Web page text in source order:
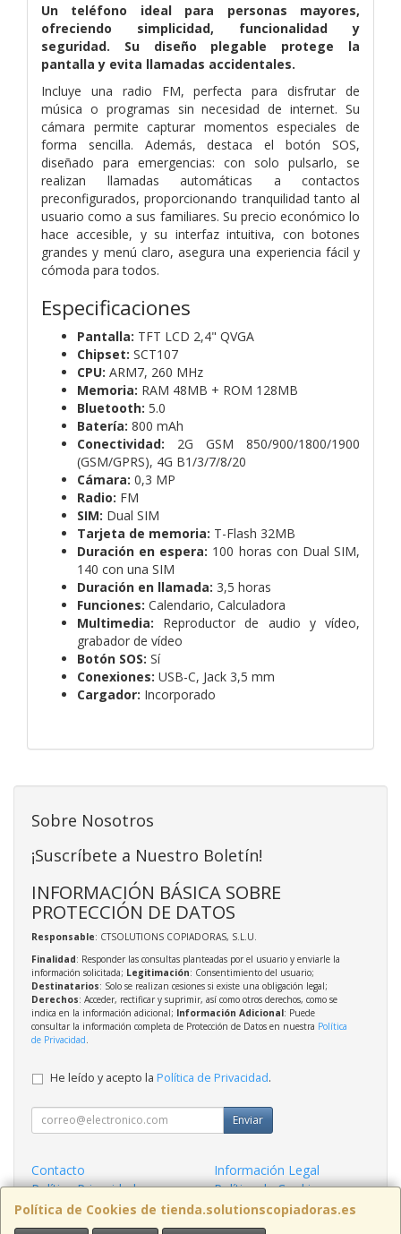
Un teléfono ideal para personas mayores,
ofreciendo simplicidad, funcionalidad y
seguridad. Su diseño plegable protege la
pantalla y evita llamadas accidentales.
Incluye una radio FM, perfecta para disfrutar de
música o programas sin necesidad de internet. Su
cámara permite capturar momentos especiales de
forma sencilla. Además, destaca el botón SOS,
diseñado para emergencias: con solo pulsarlo, se
realizan llamadas automáticas a contactos
preconfigurados, proporcionando tranquilidad tanto al
usuario como a sus familiares. Su precio económico lo
hace accesible, y su interfaz intuitiva, con botones
grandes y menú claro, asegura una experiencia fácil y
cómoda para todos.
Especificaciones
Pantalla: TFT LCD 2,4" QVGA
Chipset: SCT107
CPU: ARM7, 260 MHz
Memoria: RAM 48MB + ROM 128MB
Bluetooth: 5.0
Batería: 800 mAh
Conectividad: 2G GSM 850/900/1800/1900
(GSM/GPRS), 4G B1/3/7/8/20
Cámara: 0,3 MP
Radio: FM
SIM: Dual SIM
Tarjeta de memoria: T-Flash 32MB
Duración en espera: 100 horas con Dual SIM,
140 con una SIM
Duración en llamada: 3,5 horas
Funciones: Calendario, Calculadora
Multimedia: Reproductor de audio y vídeo,
grabador de vídeo
Botón SOS: Sí
Conexiones: USB-C, Jack 3,5 mm
Cargador: Incorporado
Política de Cookies de tienda.solutionscopiadoras.es
Sobre Nosotros
¡Suscríbete a Nuestro Boletín!
INFORMACIÓN BÁSICA SOBRE
PROTECCIÓN DE DATOS
Responsable: CTSOLUTIONS COPIADORAS, S.L.U.
Finalidad: Responder las consultas planteadas por el usuario y enviarle la
información solicitada; Legitimación: Consentimiento del usuario;
Destinatarios: Solo se realizan cesiones si existe una obligación legal;
Derechos: Acceder, rectificar y suprimir, así como otros derechos, como se
indica en la información adicional; Información Adicional: Puede
consultar la información completa de Protección de Datos en nuestra Política
de Privacidad
He leído y acepto la Política de Privacidad.
Enviar
Contacto
Información Legal
Política Privacidad
Política de Cookies
Condiciones de Compra
Formas de Pago